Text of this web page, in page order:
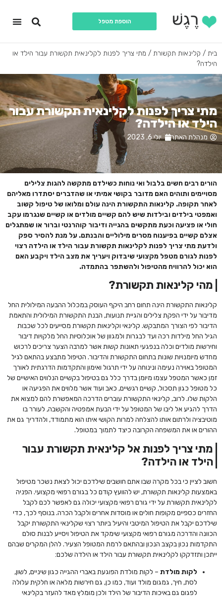
הוספת מטפל
בית / קלינאות תקשורת / מתי צריך לפנות לקלינאית תקשורת עבור הילד או
הילדה?
מתי צריך לפנות לקלינאית תקשורת עבור
הילד או הילדה?
מנהלת האתר יולי 6, 2023
הורים רבים חשים בלבול ואי נוחות כשילדם מתקשה להגות צלילים
מסויימים ותוהים האם מדובר בקושי אמיתי או שהדברים יסתדרו מאליהם
לאחר תקופה. קלינאות התקשורת הינה עולם ומלואו של טיפול קשוב
ואמפטי בילדים ובילדות שיש להם קשיים מולדים או קשיים שנגרמו עקב
חולי או פציעה וכעת מתקשים בהגייה ודיבור קוהרנטי וברור או שמתגלים
אצלם קשיים בפיענוח מסרים מילוליים והבנתם. על מנת להסיר ספק
ולדעת מתי צריך לפנות לקלינאות תקשורת עבור הילד או הילדה רצוי
לפנות לגורם מטפל מקצועי שיבדוק ויעריך את מצב הילד ויקבע האם
הוא יכול להרוויח מהטיפול ולהשתפר בהתמדה.
מהי קלינאות תקשורת?
קלינאות התקשורת הינה תחום רחב היקף העוסק במכלול ההבעה המילולית החל
מדיבור על ידי הפקת צלילים והגיית תנועות, הבנת התקשורת המילולית והתאמת
הדיבור לפי הצורך המתבקש. קלינאי וקלינאות תקשורת מסייעים לכל שכבות
הגיל החל מילדות רכה ועד לבגרות ולמגוון של אוכלוסיות החל מלקויות דיבור
וחירשות מולדים וכלה בנפגעי תאונות קשות אשר למרבה הצער צריכים לרכוש
מחדש מיומנויות שונות בתחום התקשורת והדיבור. הטיפול מתבצע בהתאם לגיל
המטופל באוירה נעימה ונינוחה על ידי תרגול ואימון והתקדמות הדרגתית לאורך
זמן כאשר המטפל עצמו מיומן בדרך כלל גם בטיפול בקשיים הנלווים האישיים של
כל מטופל כגון תסכול, קשיים רגשיים, כאב ועוד אשר מלווים את הפגיעה או
הלקות שלו. לרוב, קלינאי התקשורת עוברים הדרכה המאפשרת להם למצוא את
הדרך להגיע אל ליבו של המטופל על ידי הבעת אמפטיה והקשבה, לעורר בו
מוטיבציה ולרתום אותו להצלחה למרות הקושי איתו הוא מתמודד, ולהדריך גם את
ההורים או את המשפחה הקרובה כיצד לתמוך במטופל.
מתי צריך לפנות אל קלינאית תקשורת עבור
הילד או הילדה?
חשוב לציין כי בכל מקרה שבו אתם חושבים שילדכם יכול לצאת נשכר מטיפול
באמצעות קלינאות תקשורת, יש להוועץ קודם כל בגורם רפואי מקצועי. הפניה
לקלינאית תקשורת על ידי גורם רפואי מקצועי יכולה גם לאפשר לכם לקבל
החזרים כספיים מקופות חולים או מוסדות אחרים ולקבל הכרה. בנוסף לכך, כדי
שילדכם יקבל את הטיפול המיטבי והיעיל ביותר רצוי שקלינאי התקשורת יקבל
הכוונה והדרכה מגורם רפואי מקצועי שימקד את הטיפול ויסייע לבנות סולם
התקדמות נכון בקצב הנכון ובהתאם לרמת המטופל הצעיר. להלן המקרים שבהם
ייתכן ותזדקקו לקלינאית תקשורת עבור הילד או הילדה שלכם:
לקות מולדת – לקות מולדת הפוגעת באברי ההגייה כגון שיניים, לשון,
לסת, חיך, גמגום מולד ועוד, כמו כן, גם חירשות מלאה או חלקית עלולה
לפגום גם באיכות הדיבור של הילד ולכן מומלץ מאד להעזר בקלינאי